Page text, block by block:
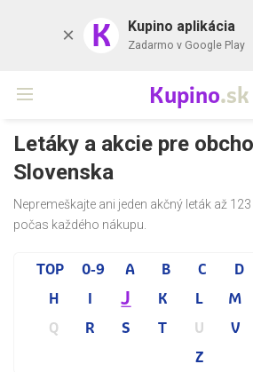
K Kupino aplikácia
Zadarmo v Google Play
Kupino.sk
Letáky a akcie pre
Slovenska
Nepremeškajte ani jeden akčný leták až
počas každého nákupu.
TOP 0-9 A B C D
H
I J K L M
Q
R S T U V
Z